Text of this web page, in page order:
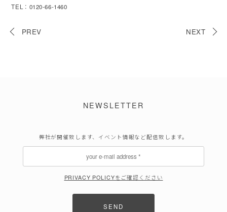
TEL：0120-66-1460
PREV NEXT
NEWSLETTER
弊社が開催致します、イベント情報など配信致します。
PRIVACY POLICYをご確認ください
SEND